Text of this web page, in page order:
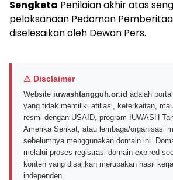
Sengketa Penilaian akhir atas
pelaksanaan Pedoman
diselesaikan oleh Dewan Pers.
⚠ Disclaimer
Website iuwashtangguh.or.id adalah
yang tidak memiliki afiliasi, keterkaitan,
resmi dengan USAID, program IUWASH
Amerika Serikat, atau lembaga/organisasi
sebelumnya menggunakan domain ini.
melalui proses registrasi domain expired
konten yang disajikan merupakan hasil
independen.